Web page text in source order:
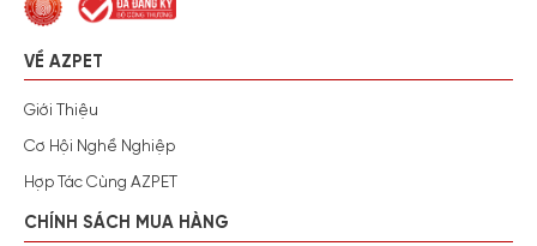
VỀ AZPET
Giới Thiệu
Cơ Hội Nghề Nghiệp
Hợp Tác Cùng AZPET
CHÍNH SÁCH MUA HÀNG